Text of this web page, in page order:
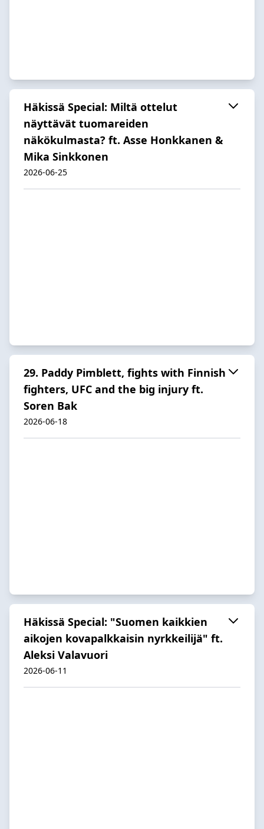
Häkissä Special: Miltä ottelut
näyttävät tuomareiden
näkökulmasta? ft. Asse Honkkanen &
Mika Sinkkonen
2026-06-25
29. Paddy Pimblett, fights with Finnish
fighters, UFC and the big injury ft.
Soren Bak
2026-06-18
Häkissä Special: "Suomen kaikkien
aikojen kovapalkkaisin nyrkkeilijä" ft.
Aleksi Valavuori
2026-06-11